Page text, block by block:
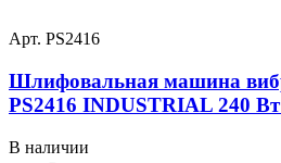
Арт. PS2416
Шлифовальная машина
PS2416 INDUSTRIAL 240
В наличии